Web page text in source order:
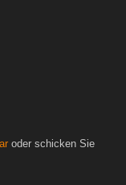
oder schicken Sie